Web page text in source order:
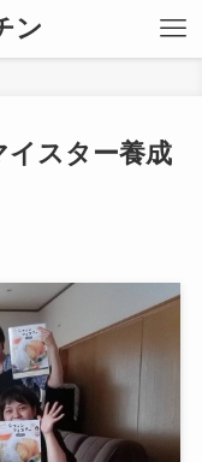
ン
スター養成